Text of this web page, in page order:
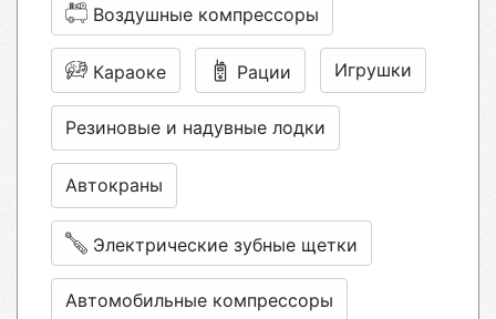
Воздушные компрессоры
Караоке Рации Игрушки
Резиновые и надувные лодки
Автокраны
Электрические зубные щетки
Автомобильные компрессоры